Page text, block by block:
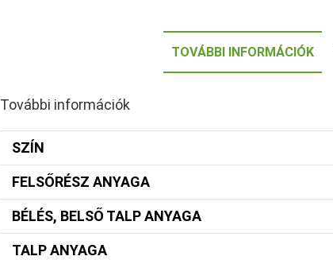
TOVÁBBI INFORMÁCIÓK
További információk
SZÍN
FELSŐRÉSZ ANYAGA
BÉLÉS, BELSŐ TALP ANYAGA
TALP ANYAGA